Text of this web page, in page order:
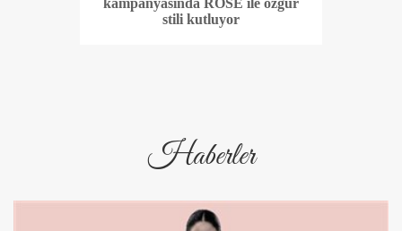
kampanyasında ROSÉ ile özgür
stili kutluyor
Haberler